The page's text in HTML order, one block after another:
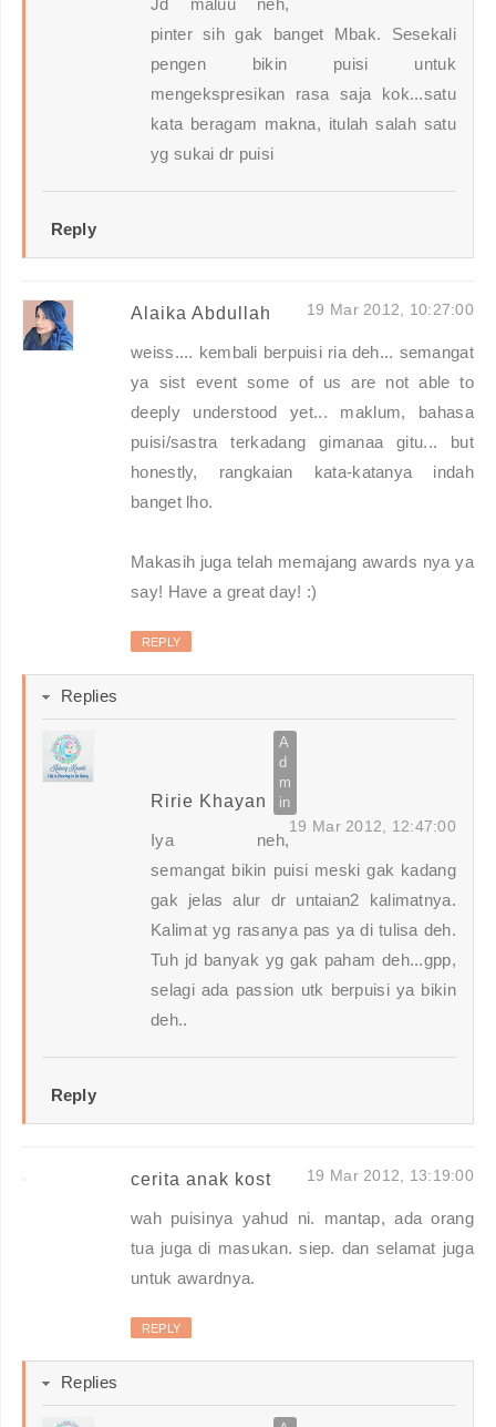
pinter sih gak banget Mbak. Sesekali
pengen bikin puisi untuk
mengekspresikan rasa saja kok...satu
kata beragam makna, itulah salah satu
yg sukai dr puisi
Reply
Alaika Abdullah 19 Mar 2012, 10:27:00
weiss.... kembali berpuisi ria deh... semangat
ya sist event some of us are not able to
deeply understood yet... maklum, bahasa
puisi/sastra terkadang gimanaa gitu... but
honestly, rangkaian kata-katanya indah
banget lho.
Makasih juga telah memajang awards nya ya
say! Have a great day! :)
REPLY
Replies
Ririe Khayan
19 Mar 2012, 12:47:00
Iya neh,
semangat bikin puisi meski gak kadang
gak jelas alur dr untaian2 kalimatnya.
Kalimat yg rasanya pas ya di tulisa deh.
Tuh jd banyak yg gak paham deh...gpp,
selagi ada passion utk berpuisi ya bikin
deh..
Reply
cerita anak kost 19 Mar 2012, 13:19:00
wah puisinya yahud ni. mantap, ada orang
tua juga di masukan. siep. dan selamat juga
untuk awardnya.
REPLY
Replies